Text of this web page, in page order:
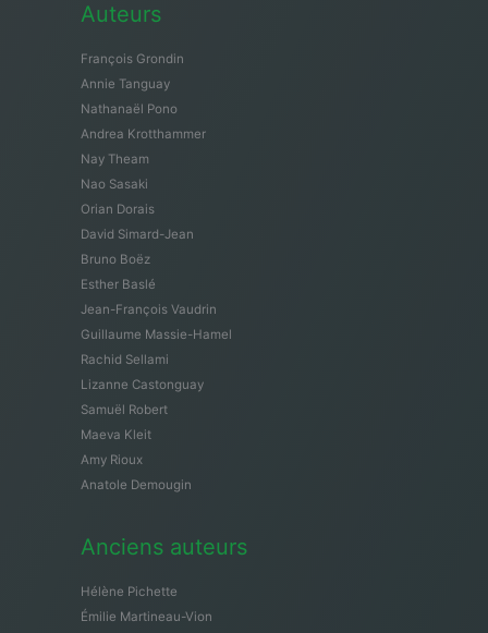
Auteurs
François Grondin
Annie Tanguay
Nathanaël Pono
Andrea Krotthammer
Nay Theam
Nao Sasaki
Orian Dorais
David Simard-Jean
Bruno Boëz
Esther Baslé
Jean-François Vaudrin
Guillaume Massie-Hamel
Rachid Sellami
Lizanne Castonguay
Samuël Robert
Maeva Kleit
Amy Rioux
Anatole Demougin
Anciens auteurs
Hélène Pichette
Émilie Martineau-Vion